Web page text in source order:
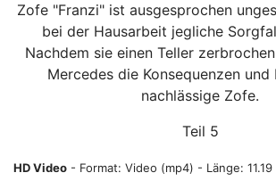
Zofe "Franzi" ist ausgesprochen
bei der Hausarbeit jegliche
Nachdem sie einen Teller
Mercedes die Konsequenzen
nachlässige Zofe.
Teil 5
HD Video - Format: Video (mp4) - Länge: